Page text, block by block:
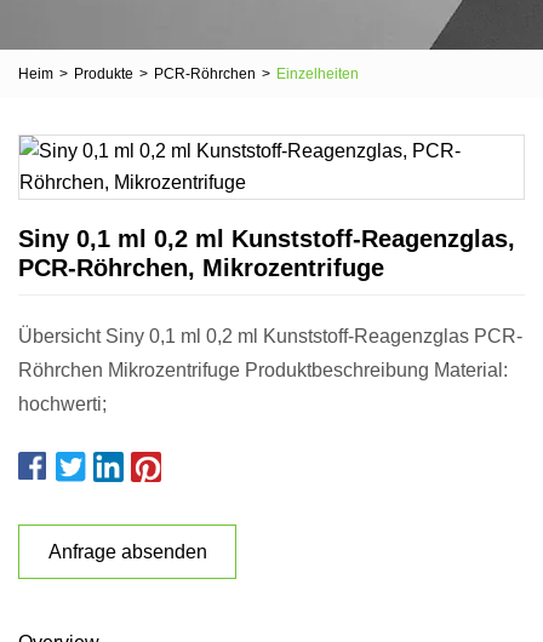
Heim > Produkte > PCR-Röhrchen > Einzelheiten
Siny 0,1 ml 0,2 ml Kunststoff-Reagenzglas,
PCR-Röhrchen, Mikrozentrifuge
Übersicht Siny 0,1 ml 0,2 ml Kunststoff-Reagenzglas PCR-
Röhrchen Mikrozentrifuge Produktbeschreibung Material:
hochwerti;
Anfrage absenden